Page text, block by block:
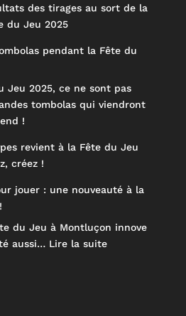
des tirages au sort de la
du Jeu 2025
pendant la Fête du
Jeu 2025, ce ne sont pas
tombolas qui viendront
!
revient à la Fête du Jeu
créez !
jouer : une nouveauté à la
du Jeu à Montluçon innove
aussi… Lire la suite: